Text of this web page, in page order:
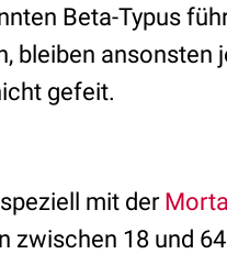
Beta-Typus
bleiben ansonsten
gefeit.
mit der
zwischen 18 und 64